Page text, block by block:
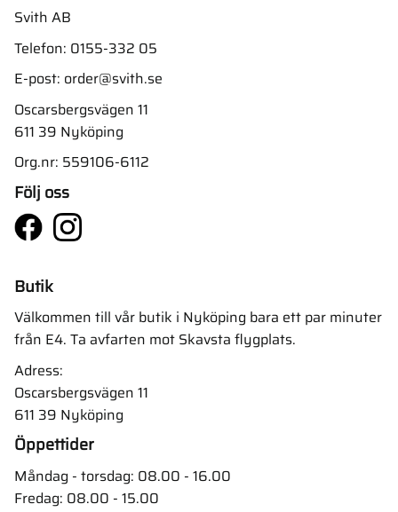
Svith AB
Telefon: 0155-332 05
E-post: order@svith.se
Oscarsbergsvägen 11
611 39 Nyköping
Org.nr: 559106-6112
Följ oss
Butik
Välkommen till vår butik i Nyköping bara ett par minuter
från E4. Ta avfarten mot Skavsta flygplats.
Adress:
Oscarsbergsvägen 11
611 39 Nyköping
Öppettider
Måndag - torsdag: 08.00 - 16.00
Fredag: 08.00 - 15.00